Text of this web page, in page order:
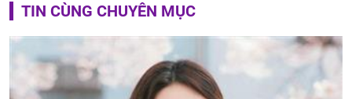
TIN CÙNG CHUYÊN MỤC